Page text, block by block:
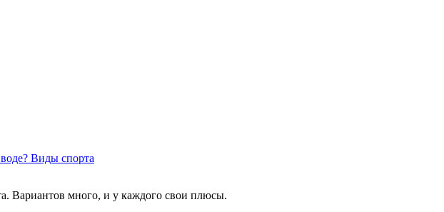
Виды спорта
Вариантов много, и у каждого свои плюсы.